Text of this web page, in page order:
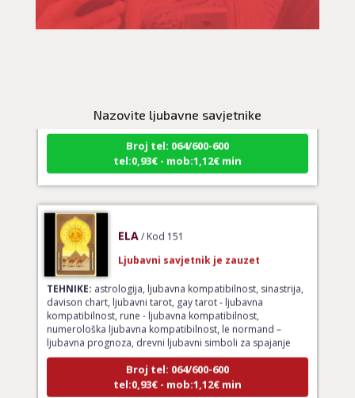
Nazovite ljubavne savjetnike
Broj tel: 064/600-600
tel:0,93€ - mob:1,12€ min
TEHNIKE:astrologija, ljubavna kompatibilnost, sinastrija,
davison chart, ljubavni tarot, gay tarot - ljubavna
kompatibilnost, rune - ljubavna kompatibilnost,
numerološka ljubavna kompatibilnost, le normand –
ljubavna prognoza, drevni ljubavni simboli za spajanje
Broj tel: 064/600-600
tel:0,93€ - mob:1,12€ min